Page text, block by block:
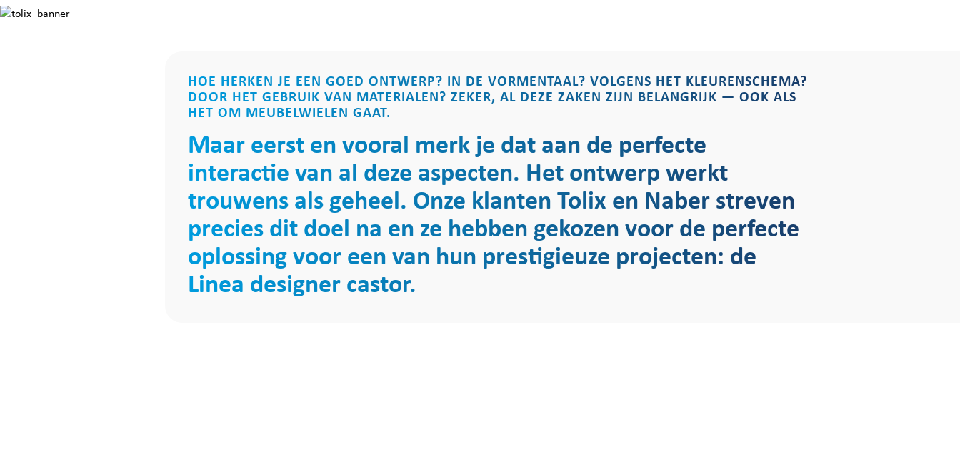
HOE HERKEN JE EEN GOED ONTWERP? IN DE VORMENTAAL? VOLGENS HET KLEURENSCHEMA?
DOOR HET GEBRUIK VAN MATERIALEN? ZEKER, AL DEZE ZAKEN ZIJN BELANGRIJK — OOK ALS
HET OM MEUBELWIELEN GAAT.
Maar eerst en vooral merk je dat aan de perfecte
interactie van al deze aspecten. Het ontwerp werkt
trouwens als geheel. Onze klanten Tolix en Naber streven
precies dit doel na en ze hebben gekozen voor de perfecte
oplossing voor een van hun prestigieuze projecten: de
Linea designer castor.